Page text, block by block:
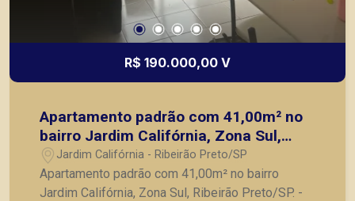
R$ 190.000,00 V
Apartamento padrão com 41,00m² no
bairro Jardim Califórnia, Zona Sul,
Ribeirão Preto/SP.
Jardim Califórnia - Ribeirão Preto/SP
Apartamento padrão com 41,00m² no bairro
Jardim Califórnia, Zona Sul, Ribeirão Preto/SP. -